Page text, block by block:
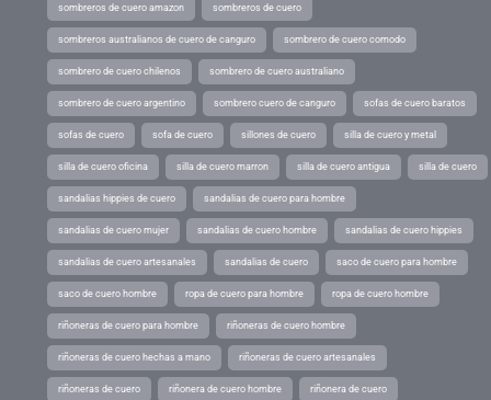
sombreros de cuero amazon sombreros de cuero
sombreros australianos de cuero de canguro sombrero de cuero comodo
sombrero de cuero chilenos sombrero de cuero australiano
sombrero de cuero argentino sombrero cuero de canguro sofas de cuero baratos
sofas de cuero sofa de cuero sillones de cuero silla de cuero y metal
silla de cuero oficina silla de cuero marron silla de cuero antigua silla de cuero
sandalias hippies de cuero sandalias de cuero para hombre
sandalias de cuero mujer sandalias de cuero hombre sandalias de cuero hippies
sandalias de cuero artesanales sandalias de cuero saco de cuero para hombre
saco de cuero hombre ropa de cuero para hombre ropa de cuero hombre
riñoneras de cuero para hombre riñoneras de cuero hombre
riñoneras de cuero hechas a mano riñoneras de cuero artesanales
riñoneras de cuero riñonera de cuero hombre riñonera de cuero